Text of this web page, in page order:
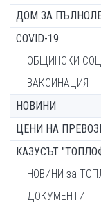
ДОМ ЗА
COVID-19
ОБЩИНСКИ
ВАКСИНАЦИЯ
НОВИНИ
ЦЕНИ НА
КАЗУСЪТ
НОВИНИ за
ДОКУМЕНТИ